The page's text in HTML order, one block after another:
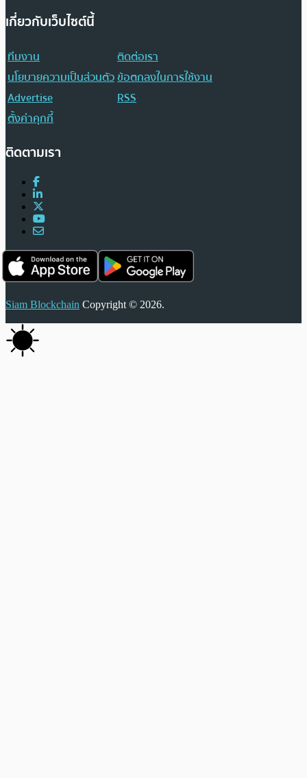
เกี่ยวกับเว็บไซต์นี้
ทีมงาน
ติดต่อเรา
นโยบายความเป็นส่วนตัวข้อตกลงในการใช้งาน
Advertise
RSS
ตั้งค่าคุกกี้
ติดตามเรา
Siam Blockchain Copyright © 2026.